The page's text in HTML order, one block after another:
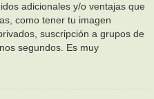
adicionales y/o ventajas que
como tener tu imagen
suscripción a grupos de
segundos. Es muy